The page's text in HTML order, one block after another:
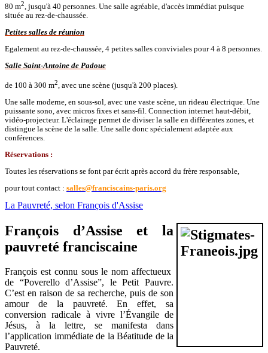
80 m2, jusqu'à 40 personnes. Une salle agréable, d'accès immédiat puisque
située au rez-de-chaussée.
Petites salles de réunion
Egalement au rez-de-chaussée, 4 petites salles conviviales pour 4 à 8 personnes.
Salle Saint-Antoine de Padoue
de 100 à 300 m2 , avec une scène (jusqu'à 200 places).
Une salle moderne, en sous-sol, avec une vaste scène, un rideau électrique. Une
puissante sono, avec micros fixes et sans-fil. Connection internet haut-débit,
vidéo-projecteur. L'éclairage permet de diviser la salle en différentes zones, et
distingue la scène de la salle. Une salle donc spécialement adaptée aux
conférences.
Réservations :
Toutes les réservations se font par écrit après accord du frère responsable,
pour tout contact : salles@franciscains-paris.org
La Pauvreté, selon François d'Assise
François d’Assise et la
pauvreté franciscaine
François est connu sous le nom affectueux
de “Poverello d’Assise”, le Petit Pauvre.
C’est en raison de sa recherche, puis de son
amour de la pauvreté. En effet, sa
conversion radicale à vivre l’Évangile de
Jésus, à la lettre, se manifesta dans
l’application immédiate de la Béatitude de la
Pauvreté.